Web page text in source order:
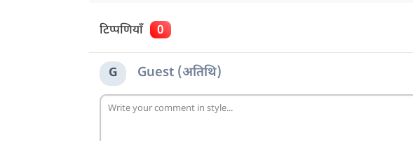
टिप्पणियाँ 0
G Guest (अतिथि)